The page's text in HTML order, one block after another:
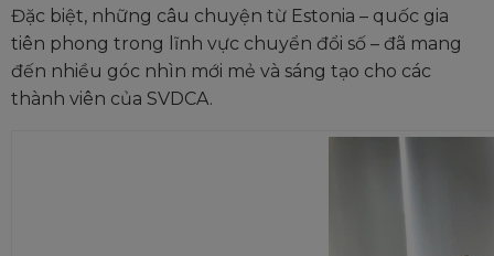
Đặc biệt, những câu chuyện từ Estonia – quốc gia
tiên phong trong lĩnh vực chuyển đổi số – đã mang
đến nhiều góc nhìn mới mẻ và sáng tạo cho các
thành viên của SVDCA.